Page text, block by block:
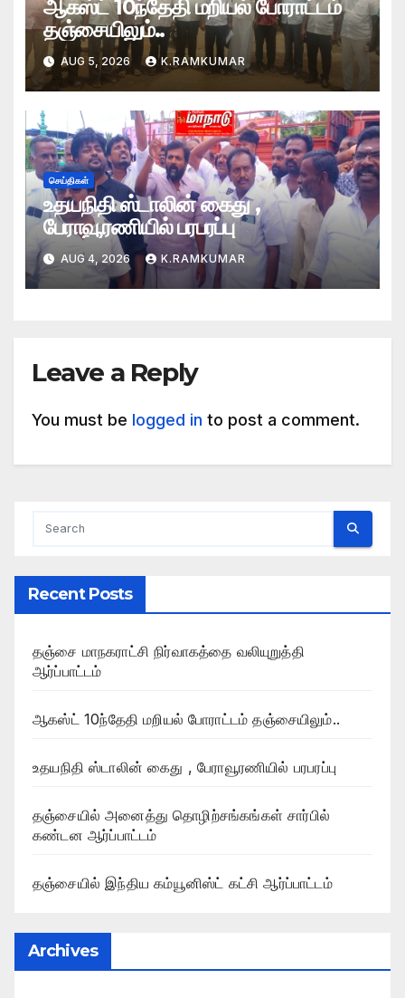
ஆகஸ்ட் 10ந்தேதி மறியல் போராட்டம்
தஞ்சையிலும்..
AUG 5, 2026 K.RAMKUMAR
செய்திகள்
உதயநிதி ஸ்டாலின் கைது ,
பேராவூரணியில் பரபரப்பு
AUG 4, 2026 K.RAMKUMAR
Leave a Reply
You must be logged in to post a comment.
Recent Posts
தஞ்சை மாநகராட்சி நிர்வாகத்தை வலியுறுத்தி
ஆர்ப்பாட்டம்
ஆகஸ்ட் 10ந்தேதி மறியல் போராட்டம் தஞ்சையிலும்..
உதயநிதி ஸ்டாலின் கைது , பேராவூரணியில் பரபரப்பு
தஞ்சையில் அனைத்து தொழிற்சங்கங்கள் சார்பில்
கண்டன ஆர்ப்பாட்டம்
தஞ்சையில் இந்திய கம்யூனிஸ்ட் கட்சி ஆர்ப்பாட்டம்
Archives